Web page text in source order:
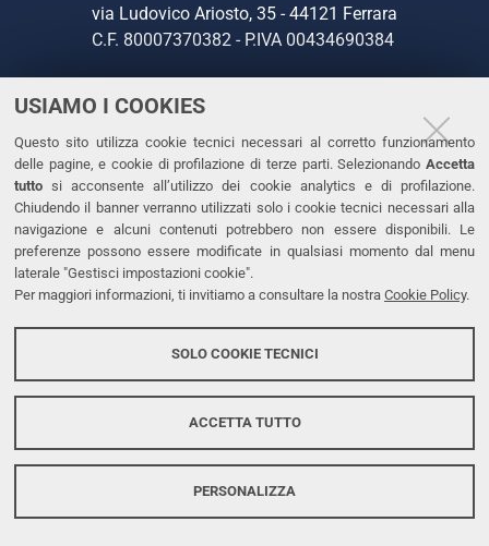
USIAMO I COOKIES
Questo sito utilizza cookie tecnici necessari al corretto funzionamento
delle pagine, e cookie di profilazione di terze parti. Selezionando Accetta
tutto si acconsente all’utilizzo dei cookie analytics e di profilazione.
Chiudendo il banner verranno utilizzati solo i cookie tecnici necessari alla
navigazione e alcuni contenuti potrebbero non essere disponibili. Le
preferenze possono essere modificate in qualsiasi momento dal menu
laterale "Gestisci impostazioni cookie".
Per maggiori informazioni, ti invitiamo a consultare la nostra Cookie Policy.
SOLO COOKIE TECNICI
ACCETTA TUTTO
PERSONALIZZA
via Ludovico Ariosto, 35 - 44121 Ferrara
C.F. 80007370382 - P.IVA 00434690384
CONTATTI
Tel. +39 0532 293111
Fax. +39 0532 293031
PEC
LINKS
Dichiarazione di accessibilità
Protezione dati personali